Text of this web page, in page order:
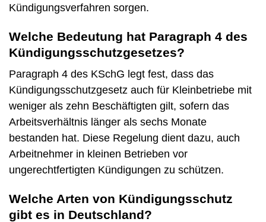
Kündigungsverfahren sorgen.
Welche Bedeutung hat Paragraph 4 des
Kündigungsschutzgesetzes?
Paragraph 4 des KSchG legt fest, dass das
Kündigungsschutzgesetz auch für Kleinbetriebe mit
weniger als zehn Beschäftigten gilt, sofern das
Arbeitsverhältnis länger als sechs Monate
bestanden hat. Diese Regelung dient dazu, auch
Arbeitnehmer in kleinen Betrieben vor
ungerechtfertigten Kündigungen zu schützen.
Welche Arten von Kündigungsschutz
gibt es in Deutschland?